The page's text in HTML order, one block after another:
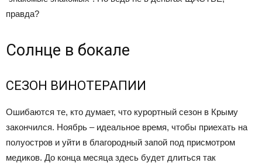
правда?
Солнце в бокале
СЕЗОН ВИНОТЕРАПИИ
Ошибаются те, кто думает, что курортный сезон в Крыму
закончился. Ноябрь – идеальное время, чтобы приехать на
полуостров и уйти в благородный запой под присмотром
медиков. До конца месяца здесь будет длиться так